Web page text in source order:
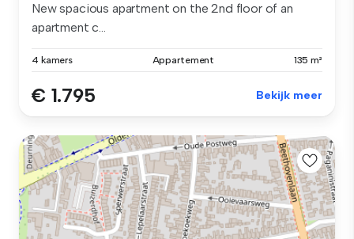
New spacious apartment on the 2nd floor of an
apartment c...
4 kamers Appartement 135 m²
€ 1.795 Bekijk meer